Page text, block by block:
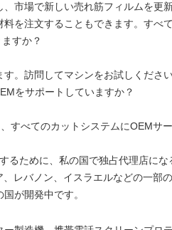
市場で新しい売れ筋フィルムを更新
を注文することもできます。すべて
すか？
。訪問してマシンをお試しください
をサポートしていますか？
すべてのカットシステムにOEMサ
るために、私の国で独占代理店にな
レバノン、イスラエルなどの一部
が開発中です。